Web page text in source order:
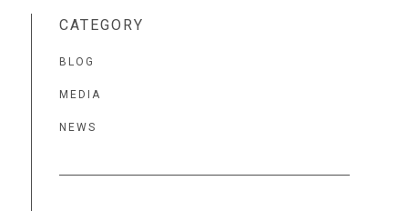
CATEGORY
BLOG
MEDIA
NEWS